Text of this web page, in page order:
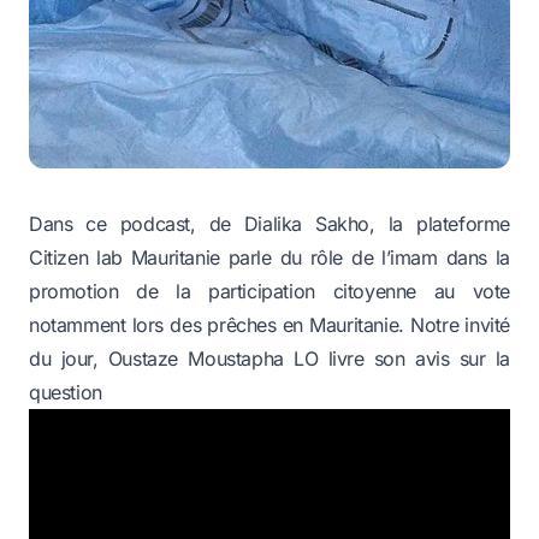
Dans ce podcast, de Dialika Sakho, la plateforme
Citizen lab Mauritanie parle du rôle de l’imam dans la
promotion de la participation citoyenne au vote
notamment lors des prêches en Mauritanie. Notre invité
du jour, Oustaze Moustapha LO livre son avis sur la
question